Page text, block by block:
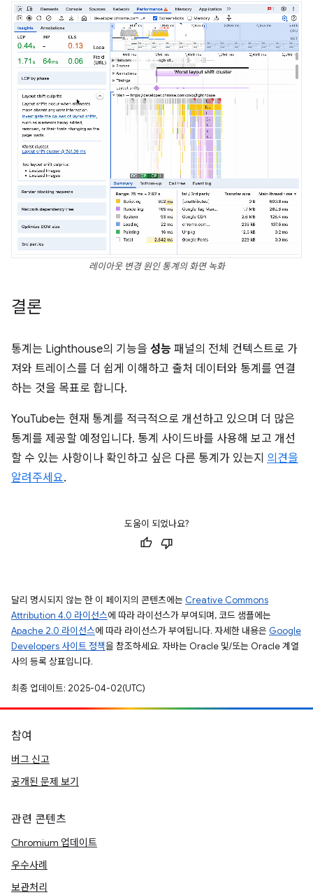
레이아웃 변경 원인 통계의 화면 녹화
결론
통계는 Lighthouse의 기능을 성능 패널의 전체 컨텍스트로 가
져와 트레이스를 더 쉽게 이해하고 출처 데이터와 통계를 연결
하는 것을 목표로 합니다.
YouTube는 현재 통계를 적극적으로 개선하고 있으며 더 많은
통계를 제공할 예정입니다. 통계 사이드바를 사용해 보고 개선
할 수 있는 사항이나 확인하고 싶은 다른 통계가 있는지 의견을
알려주세요.
도움이 되었나요?
달리 명시되지 않는 한 이 페이지의 콘텐츠에는 Creative Commons
Attribution 4.0 라이선스에 따라 라이선스가 부여되며, 코드 샘플에는
Apache 2.0 라이선스에 따라 라이선스가 부여됩니다. 자세한 내용은 Google
Developers 사이트 정책을 참조하세요. 자바는 Oracle 및/또는 Oracle 계열
사의 등록 상표입니다.
최종 업데이트: 2025-04-02(UTC)
참여
버그 신고
공개된 문제 보기
관련 콘텐츠
Chromium 업데이트
우수사례
보관처리